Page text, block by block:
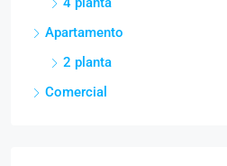
2 plantas
4 planta
Apartamento
2 planta